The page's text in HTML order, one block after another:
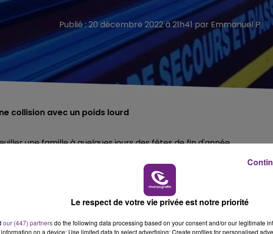
Publié : 20 décembre 2022 à 21h41 par Emmanuel P
collision avec un poids lourd
une famille à quelques jours des fêtes de fin d'année.
un peu avant 20h, dans une collision avec un camion sur la RD
et Châlons-en-Champagne.
pu faire pour sauver la victime, qui est incarcérée dans son
Le respect de votre vie privée est notre priorité
our (447) partnersdo the following data processing based on your consent and/or our legitimate
on a device; Use limited data to select advertising; Create profiles for personalised